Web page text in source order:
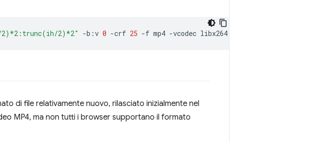
2)*2:trunc(ih/2)*2" -b:v 0 -crf 25 -f mp4 -vcodec libx264
di file relativamente nuovo, rilasciato inizialmente nel
MP4, ma non tutti i browser supportano il formato